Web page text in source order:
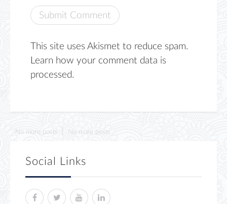
This site uses Akismet to reduce spam.
Learn how your comment data is
processed.
No more posts No more posts
Social Links